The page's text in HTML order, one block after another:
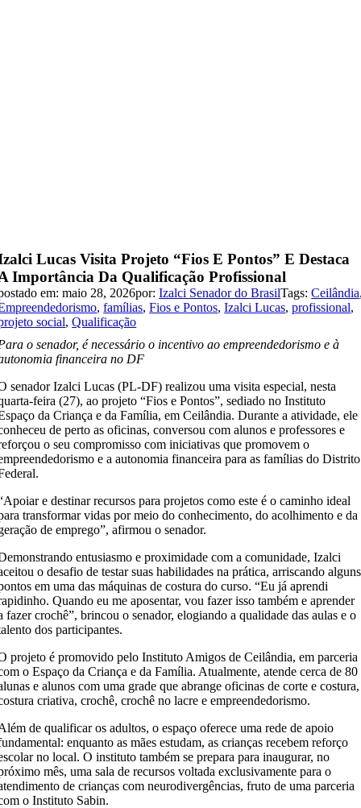
Lucas Visita Projeto “Fios E Pontos” E Destaca
Importância Da Qualificação Profissional
em: maio 28, 2026por:Izalci Senador do BrasilTags:Ceilândia
,famílias,Fios e Pontos,Izalci Lucas,profissional,
social,Qualificação
o senador, é necessário o incentivo ao empreendedorismo e à
financeira no DF
senador Izalci Lucas (PL-DF) realizou uma visita especial, nesta
feira (27), ao projeto “Fios e Pontos”, sediado no Instituto
da Criança e da Família, em Ceilândia. Durante a atividade, ele
de perto as oficinas, conversou com alunos e professores e
o seu compromisso com iniciativas que promovem o
e a autonomia financeira para as famílias do Distrito
e destinar recursos para projetos como este é o caminho ideal
transformar vidas por meio do conhecimento, do acolhimento e da
de emprego”, afirmou o senador.
entusiasmo e proximidade com a comunidade, Izalci
o desafio de testar suas habilidades na prática, arriscando alguns
em uma das máquinas de costura do curso. “Eu já aprendi
Quando eu me aposentar, vou fazer isso também e aprender
fazer crochê”, brincou o senador, elogiando a qualidade das aulas e o
dos participantes.
projeto é promovido pelo Instituto Amigos de Ceilândia, em parceria
o Espaço da Criança e da Família. Atualmente, atende cerca de 80
e alunos com uma grade que abrange oficinas de corte e costura,
criativa, crochê, crochê no lacre e empreendedorismo.
de qualificar os adultos, o espaço oferece uma rede de apoio
enquanto as mães estudam, as crianças recebem reforço
no local. O instituto também se prepara para inaugurar, no
mês, uma sala de recursos voltada exclusivamente para o
de crianças com neurodivergências, fruto de uma parceria
o Instituto Sabin.